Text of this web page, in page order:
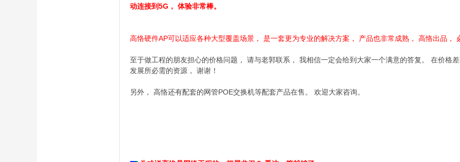
动连接到5G， 体验非常棒。
高恪硬件AP可以适应各种大型覆盖场景， 是一套更为专业的解决方案， 产品也非常成熟， 高恪出品，
至于做工程的朋友担心的价格问题， 请与老郭联系， 我相信一定会给到大家一个满意的答复。 在价格
发展所必需的资源， 谢谢！
另外， 高恪还有配套的网管POE交换机等配套产品在售。 欢迎大家咨询。